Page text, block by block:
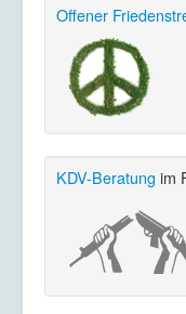
Offener
KDV-Beratung im